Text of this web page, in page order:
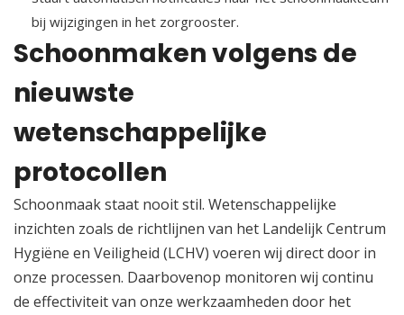
bij wijzigingen in het zorgrooster.​
Schoonmaken volgens de
nieuwste
wetenschappelijke
protocollen
Schoonmaak staat nooit stil.​ Wetenschappelijke
inzichten zoals de richtlijnen van het Landelijk Centrum
Hygiëne en Veiligheid (LCHV) voeren wij direct door in
onze processen.​ Daarbovenop monitoren wij continu
de effectiviteit van onze werkzaamheden door het